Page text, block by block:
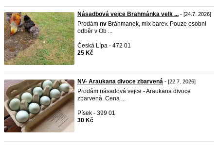
Násadbová vejce Brahmánka velk ... - [24.7. 2026]
Prodám nv Bráhmanek, mix barev. Pouze osobní
odběr v Ob ...
Česká Lípa - 472 01
25 Kč
NV- Araukana divoce zbarvená - [22.7. 2026]
Prodám násadová vejce - Araukana divoce
zbarvená. Cena ...
Písek - 399 01
30 Kč